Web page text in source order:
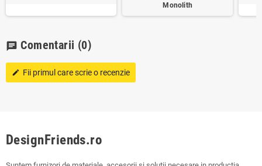
Monolith
chat Comentarii (0)
edit Fii primul care scrie o recenzie
DesignFriends.ro